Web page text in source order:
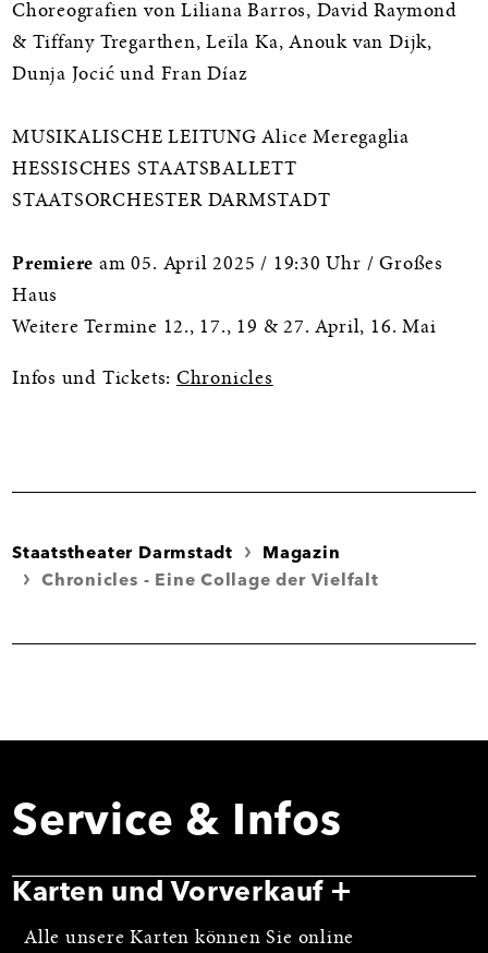
Choreografien von Liliana Barros, David Raymond
& Tiffany Tregarthen, Leïla Ka, Anouk van Dijk,
Dunja Jocić und Fran Díaz
MUSIKALISCHE LEITUNG Alice Meregaglia
HESSISCHES STAATSBALLETT
STAATSORCHESTER DARMSTADT
Premieream 05. April 2025 / 19:30 Uhr / Großes
Haus
Weitere Termine 12., 17., 19 & 27. April, 16. Mai
Infos und Tickets: Chronicles
Staatstheater Darmstadt
Magazin
Chronicles - Eine Collage der Vielfalt
Service & Infos
Karten und Vorverkauf
Alle unsere Karten können Sie online